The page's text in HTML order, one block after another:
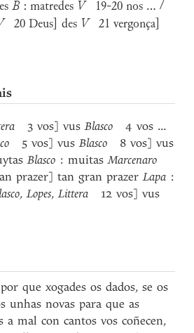
B : matredes V 19-20 nos ... /
20 Deus] des V 21 vergonça]
3 vos] vusBlasco 4 vos ...
5 vos] vusBlasco 8 vos] vus
Blasco : muitasMarcenaro
prazer] tan gran prazerLapa :
,Lopes,Littera 12 vos] vus
que xogades os dados, se os
unhas novas para que as
a mal con cantos vos coñecen,